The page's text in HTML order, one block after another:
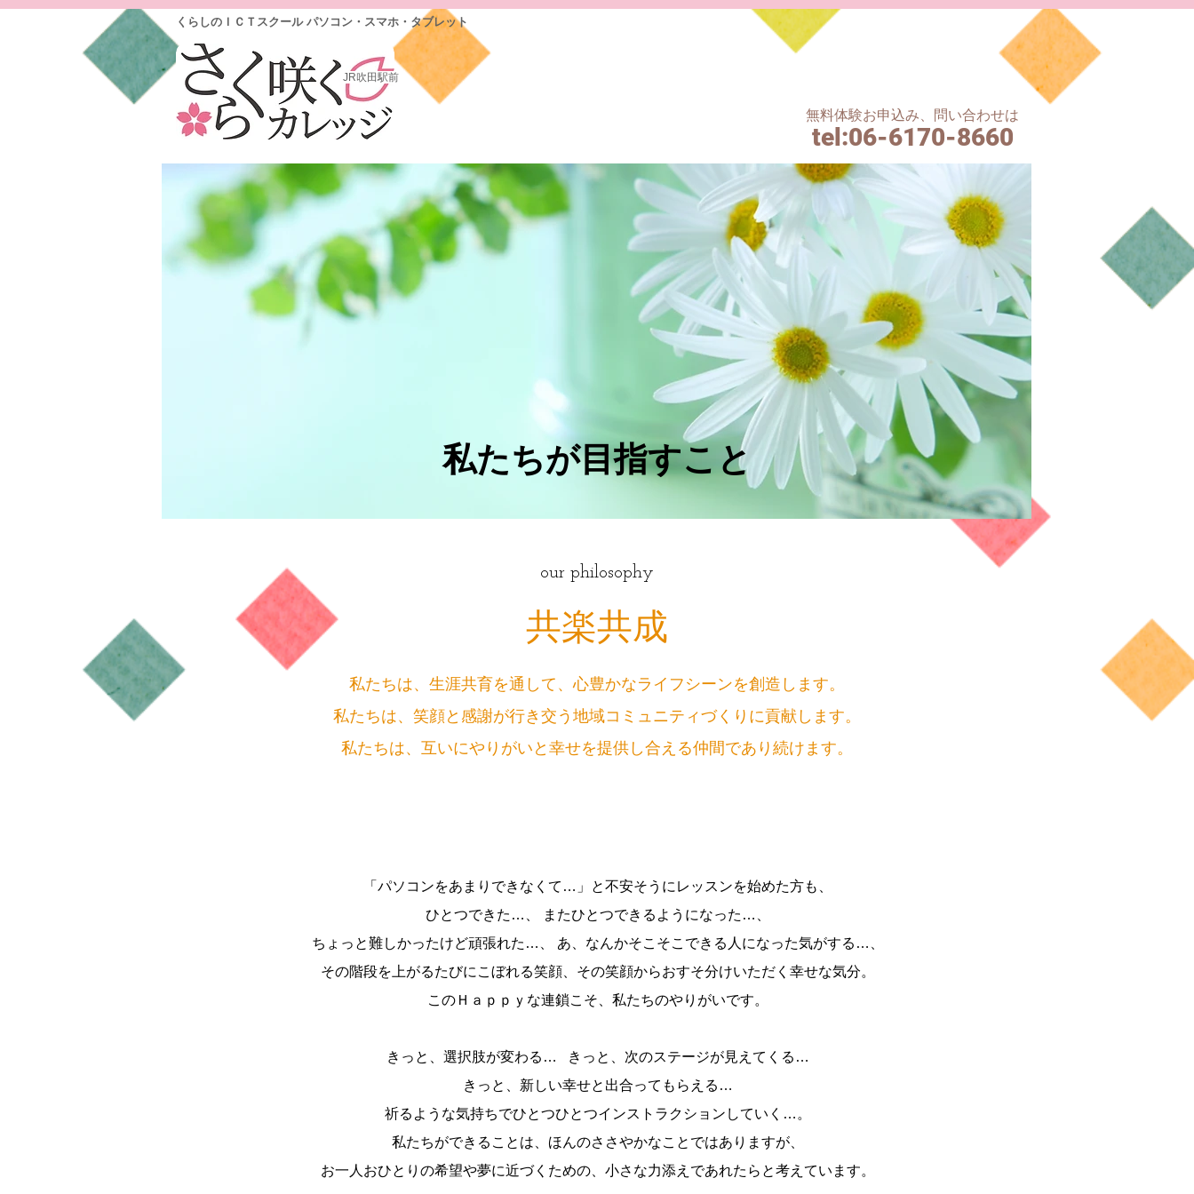
くらしのＩＣＴスクール パソコン・スマホ・タブレット
JR吹田駅前
無料体験お申込み、問い合わせは
tel:06-6170-8660
私たちが目指すこと
our philosophy
共楽共成
私たちは、生涯共育を通して、心豊かなライフシーンを創造します。
私たちは、笑顔と感謝が行き交う地域コミュニティづくりに貢献します。
私たちは、互いにやりがいと幸せを提供し合える仲間であり続けます。
「パソコンをあまりできなくて…」と不安そうにレッスンを始めた方も、
ひとつできた…、
またひとつできるようになった…、
ちょっと難しかったけど頑張れた…、 あ、なんかそこそこできる人になった気がする…、
その階段を上がるたびにこぼれる笑顔、その笑顔からおすそ分けいただく幸せな気分。
このＨａｐｐｙな連鎖こそ、私たちのやりがいです。
きっと、選択肢が変わる…
きっと、次のステージが見えてくる…
きっと、新しい幸せと出合ってもらえる…
祈るような気持ちでひとつひとつインストラクションしていく…。
私たちができることは、ほんのささやかなことではありますが、
お一人おひとりの希望や夢に近づくための、小さな力添えであれたらと考えています。